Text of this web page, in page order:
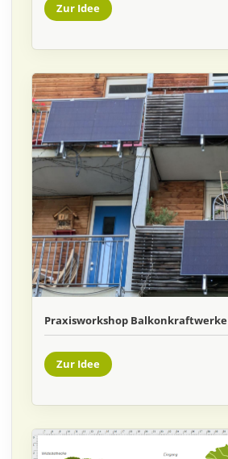
Zur Idee
Praxisworkshop Balkonkraftwerke
Zur Idee